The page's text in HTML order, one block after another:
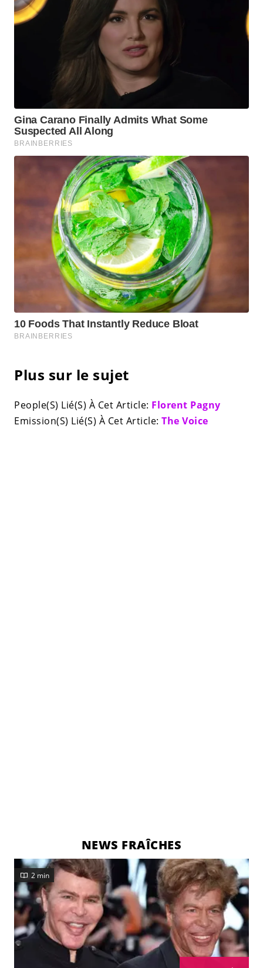
Plus sur le sujet
People(S) Lié(S) À Cet Article: Florent Pagny
Emission(S) Lié(S) À Cet Article: The Voice
NEWS FRAÎCHES
2 min